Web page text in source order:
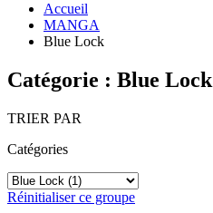
Accueil
MANGA
Blue Lock
Catégorie : Blue Lock
TRIER PAR
Catégories
Réinitialiser ce groupe